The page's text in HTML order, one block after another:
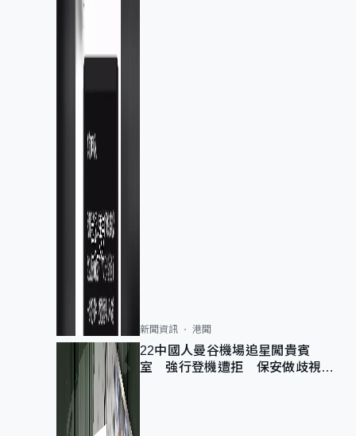
新聞資訊 港聞
22中國人曼谷機場追星闖貴賓
室 強行登機遭拒 保安做歧視手